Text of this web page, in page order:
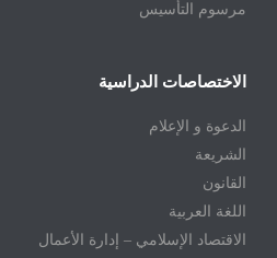
مرسوم التأسيس
الاختصاصات الدراسية
الدعوة و الإعلام
الشريعة
القانون
اللغة العربية
الاقتصاد الإسلامي – إدارة الأعمال